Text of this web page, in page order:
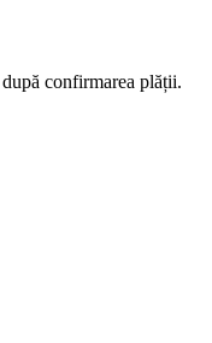
confirmarea plății.